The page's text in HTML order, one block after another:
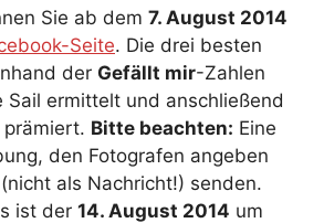
Sie ab dem 7. August 2014
Seite. Die drei besten
der Gefällt mir-Zahlen
Sail ermittelt und anschließend
Bitte beachten: Eine
den Fotografen angeben
als Nachricht!) senden.
ist der 14. August 2014 um